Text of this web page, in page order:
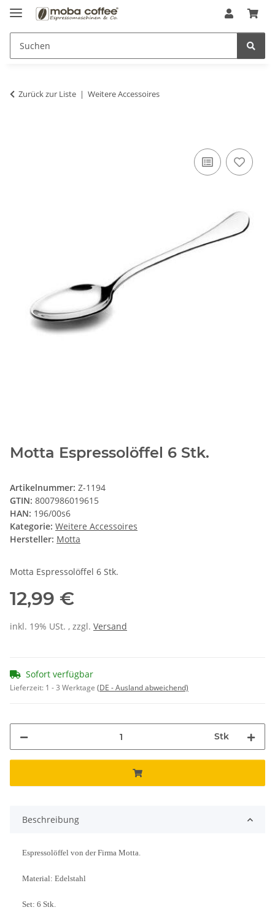
Zurück zur Liste Weitere Accessoires
Motta Espressolöffel 6 Stk.
Artikelnummer: Z-1194
GTIN: 8007986019615
HAN: 196/00s6
Kategorie: Weitere Accessoires
Hersteller: Motta
Motta Espressolöffel 6 Stk.
12,99 €
inkl. 19% USt. , zzgl. Versand
Sofort verfügbar
Lieferzeit: 1 - 3 Werktage (DE - Ausland abweichend)
Stk
Beschreibung
Espressolöffel von der Firma Motta.
Material: Edelstahl
Set: 6 Stk.